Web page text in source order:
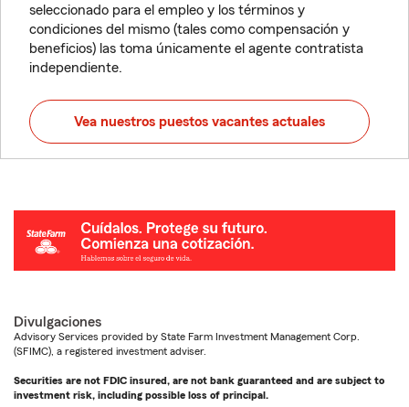
seleccionado para el empleo y los términos y
condiciones del mismo (tales como compensación y
beneficios) las toma únicamente el agente contratista
independiente.
Vea nuestros puestos vacantes actuales
Divulgaciones
Advisory Services provided by State Farm Investment Management Corp.
(SFIMC), a registered investment adviser.
Securities are not FDIC insured, are not bank guaranteed and are subject to
investment risk, including possible loss of principal.